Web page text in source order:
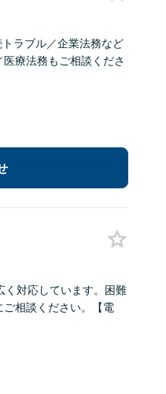
ラブル／企業法務など
療法務もご相談くださ
く対応しています。困難
相談ください。【電